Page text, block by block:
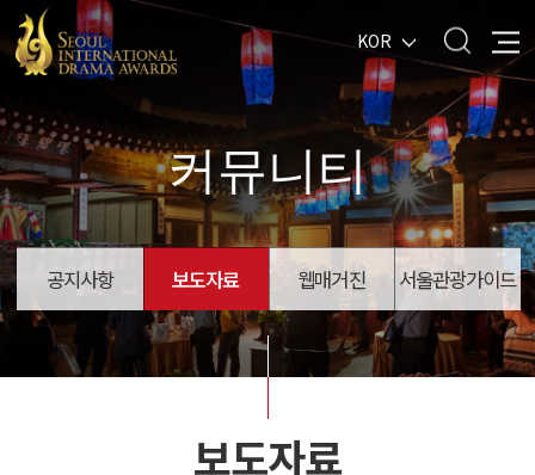
KOR
커뮤니티
공지사항 보도자료 웹매거진 서울관광가이드
보도자료